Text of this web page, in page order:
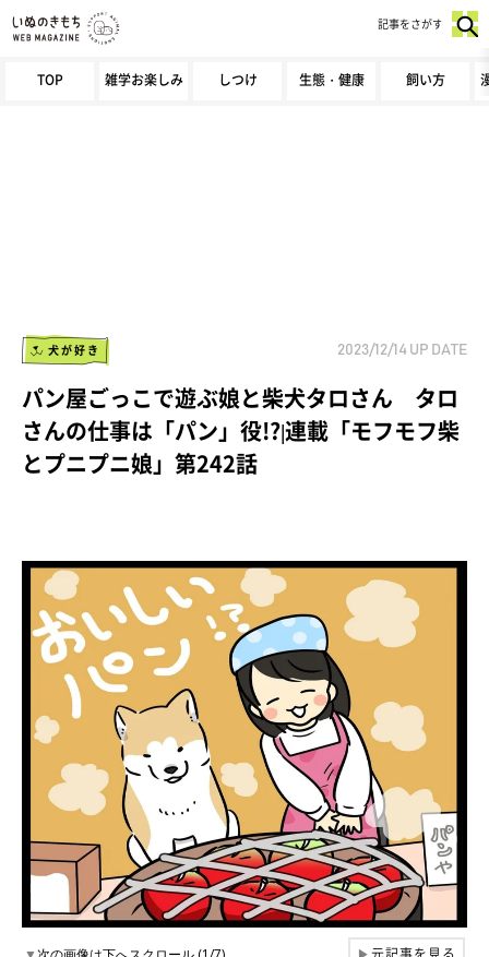
TOP 雑学お楽しみ しつけ 生態・健康 飼い方
記事をさがす
犬が好き 2023/12/14 UP DATE
パン屋ごっこで遊ぶ娘と柴犬タロさん タロ
さんの仕事は「パン」役!?|連載「モフモフ柴
とプニプニ娘」第242話